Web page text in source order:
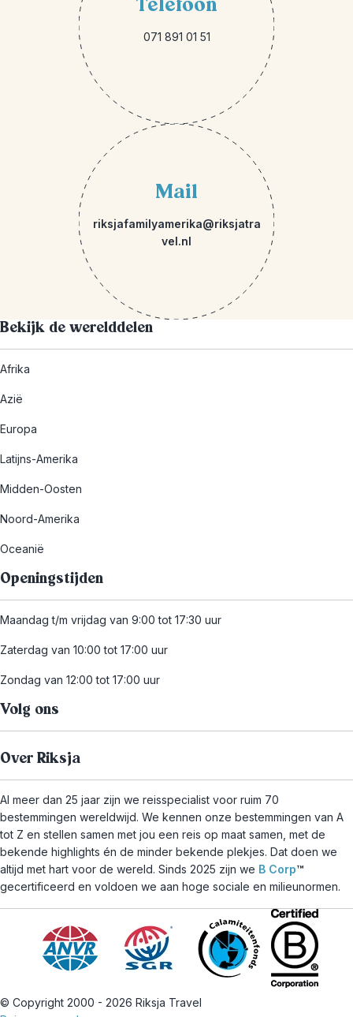
071 891 01 51
Mail
riksjafamilyamerika@riksjatra
vel.nl
Bekijk de werelddelen
Afrika
Azië
Europa
Latijns-Amerika
Midden-Oosten
Noord-Amerika
Oceanië
Openingstijden
Maandag t/m vrijdag van 9:00 tot 17:30 uur
Zaterdag van 10:00 tot 17:00 uur
Zondag van 12:00 tot 17:00 uur
Volg ons
Over Riksja
Al meer dan 25 jaar zijn we reisspecialist voor ruim 70
bestemmingen wereldwijd. We kennen onze bestemmingen van A
tot Z en stellen samen met jou een reis op maat samen, met de
bekende highlights én de minder bekende plekjes. Dat doen we
altijd met hart voor de wereld. Sinds 2025 zijn we B Corp™
gecertificeerd en voldoen we aan hoge sociale en milieunormen.
© Copyright 2000 - 2026 Riksja Travel